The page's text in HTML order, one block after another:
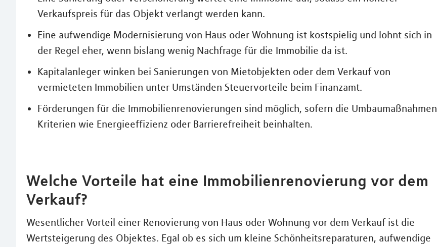
Verkaufspreis für das Objekt verlangt werden kann.
Eine aufwendige Modernisierung von Haus oder Wohnung ist kostspielig und lohnt sich in
der Regel eher, wenn bislang wenig Nachfrage für die Immobilie da ist.
Kapitalanleger winken bei Sanierungen von Mietobjekten oder dem Verkauf von
vermieteten Immobilien unter Umständen Steuervorteile beim Finanzamt.
Förderungen für die Immobilienrenovierungen sind möglich, sofern die Umbaumaßnahmen
Kriterien wie Energieeffizienz oder Barrierefreiheit beinhalten.
Welche Vorteile hat eine Immobilienrenovierung vor dem
Verkauf?
Wesentlicher Vorteil einer Renovierung von Haus oder Wohnung vor dem Verkauf ist die
Wertsteigerung des Objektes. Egal ob es sich um kleine Schönheitsreparaturen, aufwendige